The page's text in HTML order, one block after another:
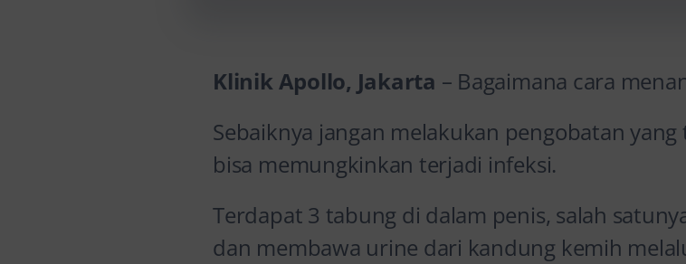
Klinik Apollo, Jakarta – Bagaimana cara
Sebaiknya jangan melakukan pengobatan
bisa memungkinkan terjadi infeksi.
Terdapat 3 tabung di dalam penis, salah
dan membawa urine dari kandung kemih